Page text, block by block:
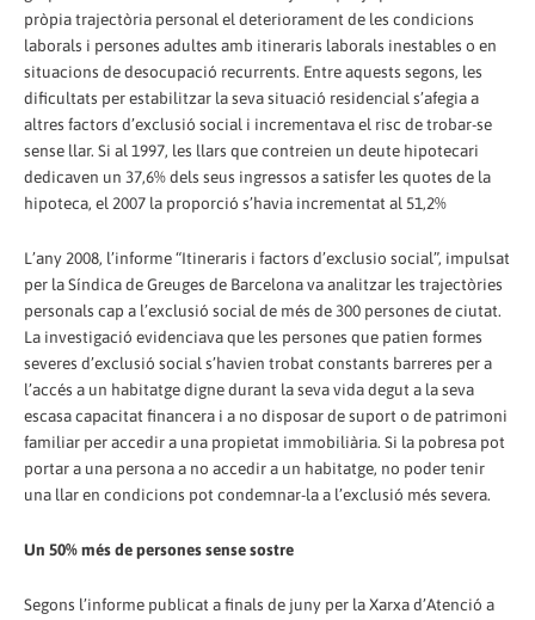
pròpia trajectòria personal el deteriorament de les condicions
laborals i persones adultes amb itineraris laborals inestables o en
situacions de desocupació recurrents. Entre aquests segons, les
dificultats per estabilitzar la seva situació residencial s’afegia a
altres factors d’exclusió social i incrementava el risc de trobar-se
sense llar. Si al 1997, les llars que contreien un deute hipotecari
dedicaven un 37,6% dels seus ingressos a satisfer les quotes de la
hipoteca, el 2007 la proporció s’havia incrementat al 51,2%
L’any 2008, l’informe “Itineraris i factors d’exclusio social”, impulsat
per la Síndica de Greuges de Barcelona va analitzar les trajectòries
personals cap a l’exclusió social de més de 300 persones de ciutat.
La investigació evidenciava que les persones que patien formes
severes d’exclusió social s’havien trobat constants barreres per a
l’accés a un habitatge digne durant la seva vida degut a la seva
escasa capacitat financera i a no disposar de suport o de patrimoni
familiar per accedir a una propietat immobiliària. Si la pobresa pot
portar a una persona a no accedir a un habitatge, no poder tenir
una llar en condicions pot condemnar-la a l’exclusió més severa.
Un 50% més de persones sense sostre
Segons l’informe publicat a finals de juny per la Xarxa d’Atenció a